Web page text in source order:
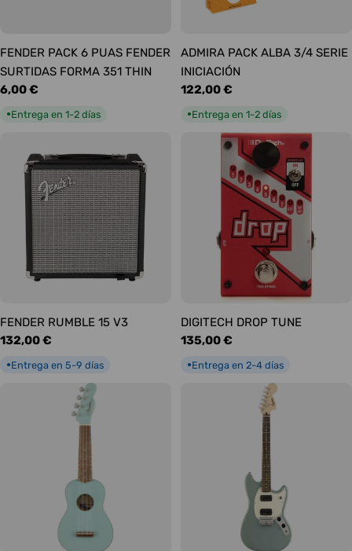
FENDER PACK 6 PUAS FENDER
SURTIDAS FORMA 351 THIN
Precio
6,00 €
●Entrega en 1-2 días
ADMIRA PACK ALBA 3/4 SERIE
INICIACIÓN
Precio
122,00 €
●Entrega en 1-2 días
FENDER RUMBLE 15 V3
Precio
132,00 €
●Entrega en 5-9 días
DIGITECH DROP TUNE
Precio
135,00 €
●Entrega en 2-4 días